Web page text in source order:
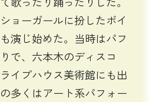
ョーガールに扮したボイ
演じ始めた。当時はパフ
で、六本木のディスコ
イプハウス美術館にも出
多くはアート系パフォー